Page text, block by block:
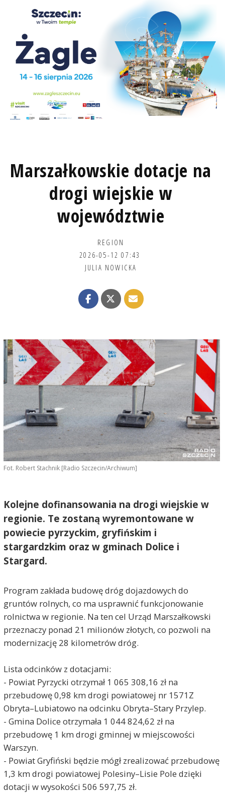
Marszałkowskie dotacje na
drogi wiejskie w
województwie
REGION
2026-05-12 07:43
JULIA NOWICKA
Fot. Robert Stachnik [Radio Szczecin/Archiwum]
Kolejne dofinansowania na drogi wiejskie w
regionie. Te zostaną wyremontowane w
powiecie pyrzyckim, gryfińskim i
stargardzkim oraz w gminach Dolice i
Stargard.
Program zakłada budowę dróg dojazdowych do
gruntów rolnych, co ma usprawnić funkcjonowanie
rolnictwa w regionie. Na ten cel Urząd Marszałkowski
przeznaczy ponad 21 milionów złotych, co pozwoli na
modernizację 28 kilometrów dróg.
Lista odcinków z dotacjami:
- Powiat Pyrzycki otrzymał 1 065 308,16 zł na
przebudowę 0,98 km drogi powiatowej nr 1571Z
Obryta–Lubiatowo na odcinku Obryta–Stary Przylep.
- Gmina Dolice otrzymała 1 044 824,62 zł na
przebudowę 1 km drogi gminnej w miejscowości
Warszyn.
- Powiat Gryfiński będzie mógł zrealizować przebudowę
1,3 km drogi powiatowej Polesiny–Lisie Pole dzięki
dotacji w wysokości 506 597,75 zł.